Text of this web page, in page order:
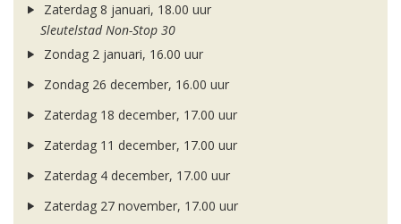
Zaterdag 8 januari, 18.00 uur
Sleutelstad Non-Stop 30
Zondag 2 januari, 16.00 uur
Zondag 26 december, 16.00 uur
Zaterdag 18 december, 17.00 uur
Zaterdag 11 december, 17.00 uur
Zaterdag 4 december, 17.00 uur
Zaterdag 27 november, 17.00 uur